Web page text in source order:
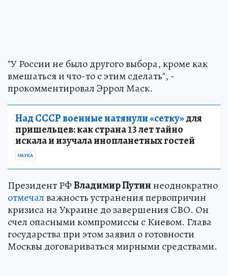
"У России не было другого выбора, кроме как
вмешаться и что-то с этим сделать", -
прокомментировал Эррол Маск.
Над СССР военные натянули «сетку»для
пришельцев: как страна 13 лет тайно
искала и изучала инопланетных гостей
НАУКА
Президент РФВладимир Путиннеоднократно
отмечалважность устранения первопричин
кризиса на Украине до завершения СВО. Он
счел опасными компромиссы с Киевом. Глава
государства при этом заявил о готовности
Москвы договариваться мирными средствами.